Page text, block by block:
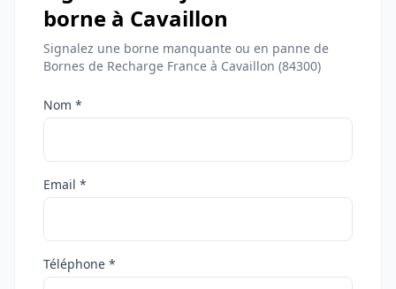
borne à Cavaillon
Signalez une borne manquante ou en panne de
Bornes de Recharge France à Cavaillon (84300)
Nom *
Email *
Téléphone *